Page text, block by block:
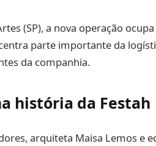
(SP), a nova operação
parte importante da
da companhia.
história da Festah
arquiteta Maisa Lemos e